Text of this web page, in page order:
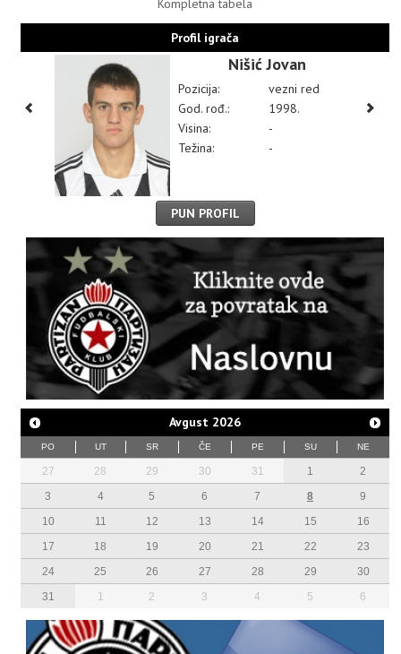
Kompletna tabela
Profil igrača
Nišić Jovan
Pozicija:
vezni red
God. rođ.:
1998.
Visina:
-
Težina:
-
PUN PROFIL
Avgust 2026
PO UT SR ČE PE SU NE
27 28 29 30 31 1
2
3
4 5 6 7 8
9
10
11 12 13 14 15
16
17
18 19 20 21 22
23
24
25 26 27 28 29
30
31
1 2 3 4 5 6